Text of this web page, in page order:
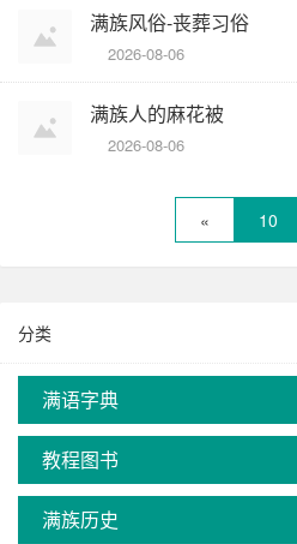
满族风俗-丧葬习俗
2026-08-06
满族人的麻花被
2026-08-06
« 10
分类
满语字典
教程图书
满族历史